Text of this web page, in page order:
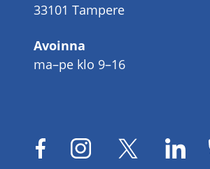
33101 Tampere
Avoinna
ma–pe klo 9–16